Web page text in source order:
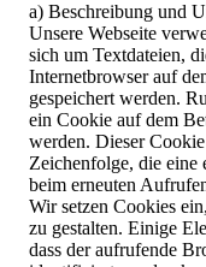
a) Beschreibung und
Unsere Webseite
sich um Textdateien,
Internetbrowser auf
gespeichert werden.
ein Cookie auf dem
werden. Dieser
Zeichenfolge, die eine
beim erneuten
Wir setzen Cookies
zu gestalten. Einige
dass der aufrufende